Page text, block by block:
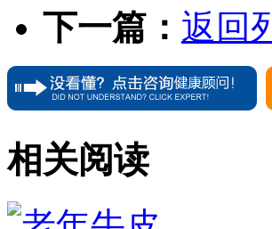
下一篇： 返回
相关阅读